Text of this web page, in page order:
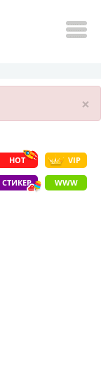
×
HOT VIP
СТИКЕР WWW